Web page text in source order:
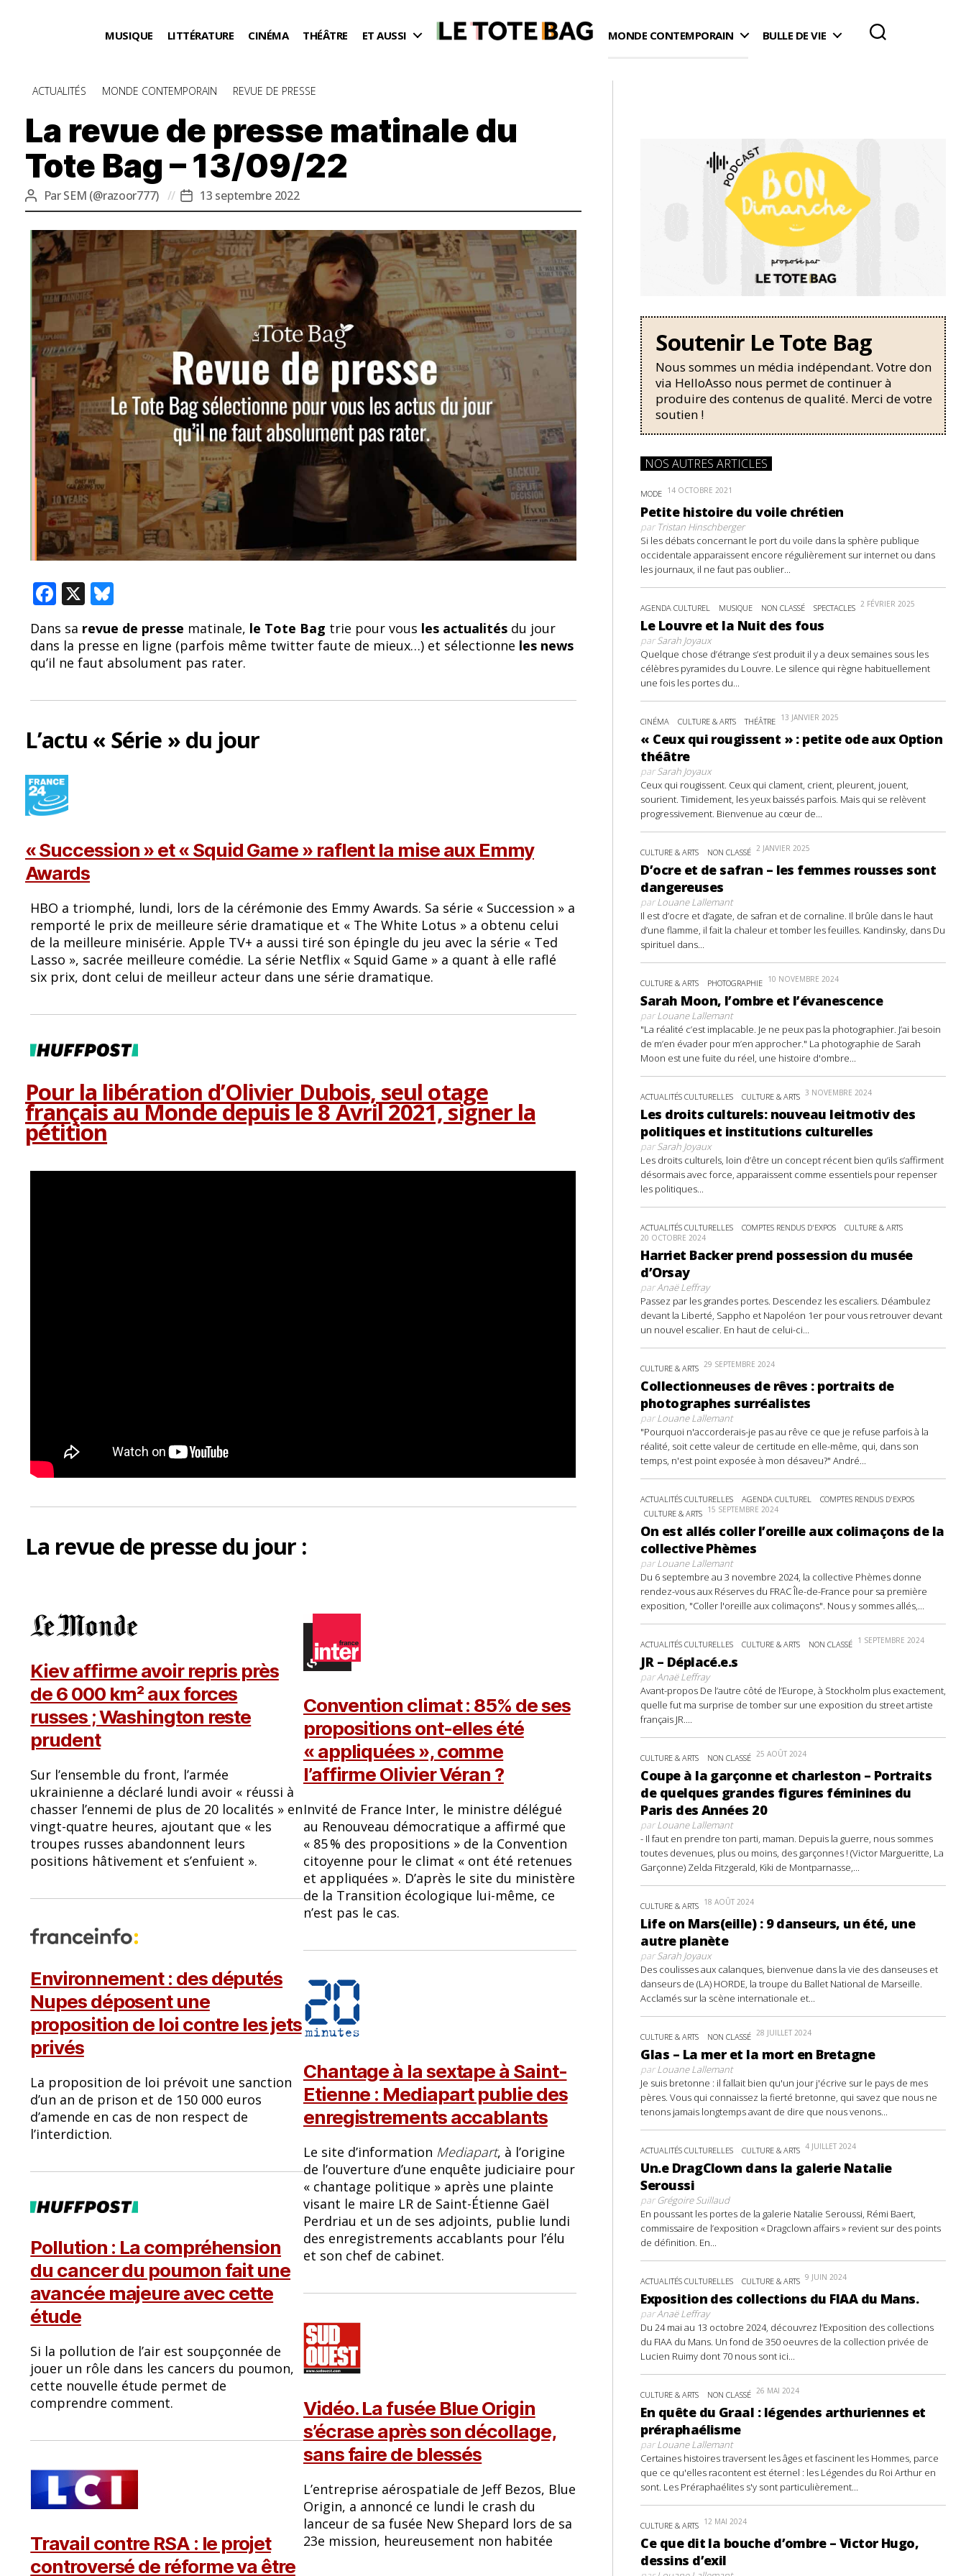
MUSIQUE LITTÉRATURE CINÉMA THÉÂTRE ET AUSSI MONDE CONTEMPORAIN BULLE DE VIE
Catégories
ACTUALITÉS MONDE CONTEMPORAIN REVUE DE PRESSE
La revue de presse matinale du
Tote Bag – 13/09/22
Auteur
de
l’article
ParSEM (@razoor777)
Date
de
l’article
13 septembre 2022
F
e
b
o
k
X
u
e
sk
Dans sa revue de presse matinale, le Tote Bag trie pour vous les actualités du jour
dans la presse en ligne (parfois même twitter faute de mieux…) et sélectionne les news
qu’il ne faut absolument pas rater.
L’actu « Série » du jour
« Succession » et « Squid Game » raflent la mise aux Emmy
Awards
HBO a triomphé, lundi, lors de la cérémonie des Emmy Awards. Sa série « Succession » a
remporté le prix de meilleure série dramatique et « The White Lotus » a obtenu celui
de la meilleure minisérie. Apple TV+ a aussi tiré son épingle du jeu avec la série « Ted
Lasso », sacrée meilleure comédie. La série Netflix « Squid Game » a quant à elle raflé
six prix, dont celui de meilleur acteur dans une série dramatique.
Pour la libération d’Olivier Dubois, seul otage
français au Monde depuis le 8 Avril 2021, signer la
pétition
La revue de pressedu jour :
Kiev affirme avoir repris près
de 6 000 km² aux forces
russes ; Washington reste
prudent
Sur l’ensemble du front, l’armée
ukrainienne a déclaré lundi avoir « réussi à
chasser l’ennemi de plus de 20 localités » en
vingt-quatre heures, ajoutant que « les
troupes russes abandonnent leurs
positions hâtivement et s’enfuient ».
Environnement : des députés
Nupes déposent une
proposition de loi contre les jets
privés
La proposition de loi prévoit une sanction
d’un an de prison et de 150 000 euros
d’amende en cas de non respect de
l’interdiction.
Pollution : La compréhension
du cancer du poumon fait une
avancée majeure avec cette
étude
Si la pollution de l’air est soupçonnée de
jouer un rôle dans les cancers du poumon,
cette nouvelle étude permet de
comprendre comment.
Travail contre RSA : le projet
controversé de réforme va être
Convention climat : 85% de ses
propositions ont-elles été
« appliquées », comme
l’affirme Olivier Véran ?
Invité de France Inter, le ministre délégué
au Renouveau démocratique a affirmé que
« 85 % des propositions » de la Convention
citoyenne pour le climat « ont été retenues
et appliquées ». D’après le site du ministère
de la Transition écologique lui-même, ce
n’est pas le cas.
Chantage à la sextape à Saint-
Etienne : Mediapart publie des
enregistrements accablants
Le site d’information Mediapart, à l’origine
de l’ouverture d’une enquête judiciaire pour
« chantage politique » après une plainte
visant le maire LR de Saint-Étienne Gaël
Perdriau et un de ses adjoints, publie lundi
des enregistrements accablants pour l’élu
et son chef de cabinet.
Vidéo. La fusée Blue Origin
s’écrase après son décollage,
sans faire de blessés
L’entreprise aérospatiale de Jeff Bezos, Blue
Origin, a annoncé ce lundi le crash du
lanceur de sa fusée New Shepard lors de sa
23e mission, heureusement non habitée
Soutenir Le Tote Bag
Nous sommes un média indépendant. Votre don
via HelloAsso nous permet de continuer à
produire des contenus de qualité. Merci de votre
soutien !
NOS AUTRES ARTICLES
MODE 14 OCTOBRE 2021
Petite histoire du voile chrétien
parTristan Hinschberger
Si les débats concernant le port du voile dans la sphère publique
occidentale apparaissent encore régulièrement sur internet ou dans
les journaux, il ne faut pas oublier...
AGENDA CULTUREL MUSIQUE NON CLASSÉ SPECTACLES 2 FÉVRIER 2025
Le Louvre et la Nuit des fous
parSarah Joyaux
Quelque chose d’étrange s’est produit il y a deux semaines sous les
célèbres pyramides du Louvre. Le silence qui règne habituellement
une fois les portes du...
CINÉMA CULTURE & ARTS THÉÂTRE 13 JANVIER 2025
« Ceux qui rougissent » : petite ode aux Option
théâtre
parSarah Joyaux
Ceux qui rougissent. Ceux qui clament, crient, pleurent, jouent,
sourient. Timidement, les yeux baissés parfois. Mais qui se relèvent
progressivement. Bienvenue au cœur de...
CULTURE & ARTS NON CLASSÉ 2 JANVIER 2025
D’ocre et de safran – les femmes rousses sont
dangereuses
parLouane Lallemant
Il est d’ocre et d’agate, de safran et de cornaline. Il brûle dans le haut
d’une flamme, il fait la chaleur et tomber les feuilles. Kandinsky, dans Du
spirituel dans...
CULTURE & ARTS PHOTOGRAPHIE 10 NOVEMBRE 2024
Sarah Moon, l’ombre et l’évanescence
parLouane Lallemant
"La réalité c’est implacable. Je ne peux pas la photographier. J’ai besoin
de m’en évader pour m’en approcher." La photographie de Sarah
Moon est une fuite du réel, une histoire d'ombre...
ACTUALITÉS CULTURELLES CULTURE & ARTS 3 NOVEMBRE 2024
Les droits culturels: nouveau leitmotiv des
politiques et institutions culturelles
parSarah Joyaux
Les droits culturels, loin d’être un concept récent bien qu’ils s’affirment
désormais avec force, apparaissent comme essentiels pour repenser
les politiques...
ACTUALITÉS CULTURELLES COMPTES RENDUS D'EXPOS CULTURE & ARTS
20 OCTOBRE 2024
Harriet Backer prend possession du musée
d’Orsay
parAnaë Leffray
Passez par les grandes portes. Descendez les escaliers. Déambulez
devant la Liberté, Sappho et Napoléon 1er pour vous retrouver devant
un nouvel escalier. En haut de celui-ci...
CULTURE & ARTS 29 SEPTEMBRE 2024
Collectionneuses de rêves : portraits de
photographes surréalistes
parLouane Lallemant
"Pourquoi n'accorderais-je pas au rêve ce que je refuse parfois à la
réalité, soit cette valeur de certitude en elle-même, qui, dans son
temps, n'est point exposée à mon désaveu?" André...
ACTUALITÉS CULTURELLES AGENDA CULTUREL
COMPTES RENDUS D'EXPOS
CULTURE & ARTS 15 SEPTEMBRE 2024
On est allés coller l’oreille aux colimaçons de la
collective Phèmes
parLouane Lallemant
Du 6 septembre au 3 novembre 2024, la collective Phèmes donne
rendez-vous aux Réserves du FRAC Île-de-France pour sa première
exposition, "Coller l'oreille aux colimaçons". Nous y sommes allés,...
ACTUALITÉS CULTURELLES CULTURE & ARTS NON CLASSÉ 1 SEPTEMBRE 2024
JR – Déplacé.e.s
parAnaë Leffray
Avant-propos De l’autre côté de l’Europe, à Stockholm plus exactement,
quelle fut ma surprise de tomber sur une exposition du street artiste
français JR....
CULTURE & ARTS NON CLASSÉ 25 AOÛT 2024
Coupe à la garçonne et charleston – Portraits
de quelques grandes figures féminines du
Paris des Années 20
parLouane Lallemant
- Il faut en prendre ton parti, maman. Depuis la guerre, nous sommes
toutes devenues, plus ou moins, des garçonnes ! (Victor Margueritte, La
Garçonne) Zelda Fitzgerald, Kiki de Montparnasse,...
CULTURE & ARTS 18 AOÛT 2024
Life on Mars(eille) : 9 danseurs, un été, une
autre planète
parSarah Joyaux
Des coulisses aux calanques, bienvenue dans la vie des danseuses et
danseurs de (LA) HORDE, la troupe du Ballet National de Marseille.
Acclamés sur la scène internationale et...
CULTURE & ARTS NON CLASSÉ 28 JUILLET 2024
Glas – La mer et la mort en Bretagne
parLouane Lallemant
Je suis bretonne : il fallait bien qu'un jour j'écrive sur le pays de mes
pères. Vous qui connaissez la fierté bretonne, qui savez que nous ne
tenons jamais longtemps avant de dire que nous venons...
ACTUALITÉS CULTURELLES CULTURE & ARTS 4 JUILLET 2024
Un.e DragClown dans la galerie Natalie
Seroussi
parGrégoire Suillaud
En poussant les portes de la galerie Natalie Seroussi, Rémi Baert,
commissaire de l’exposition « Dragclown affairs » revient sur des points
de définition. En...
ACTUALITÉS CULTURELLES CULTURE & ARTS 9 JUIN 2024
Exposition des collections du FIAA du Mans.
parAnaë Leffray
Du 24 mai au 13 octobre 2024, découvrez l’Exposition des collections
du FIAA du Mans. Un fond de 350 oeuvres de la collection privée de
Lucien Ruimy dont 70 nous sont ici...
CULTURE & ARTS NON CLASSÉ 26 MAI 2024
En quête du Graal : légendes arthuriennes et
préraphaélisme
parLouane Lallemant
Certaines histoires traversent les âges et fascinent les Hommes, parce
que ce qu'elles racontent est éternel : les Légendes du Roi Arthur en
sont. Les Préraphaélites s'y sont particulièrement...
CULTURE & ARTS 12 MAI 2024
Ce que dit la bouche d’ombre – Victor Hugo,
dessins d’exil